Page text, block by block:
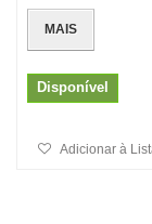
MAIS
Disponível
Adicionar à